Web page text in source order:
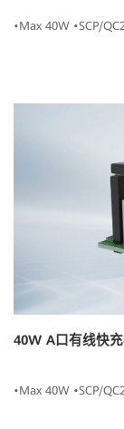
•Max 40W •SCP/
40W A口有线快
•Max 40W •SCP/